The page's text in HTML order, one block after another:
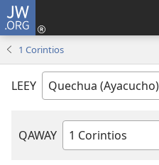
JW.ORG
1 Corintios
LEEY
QAWAY
Bibliapa